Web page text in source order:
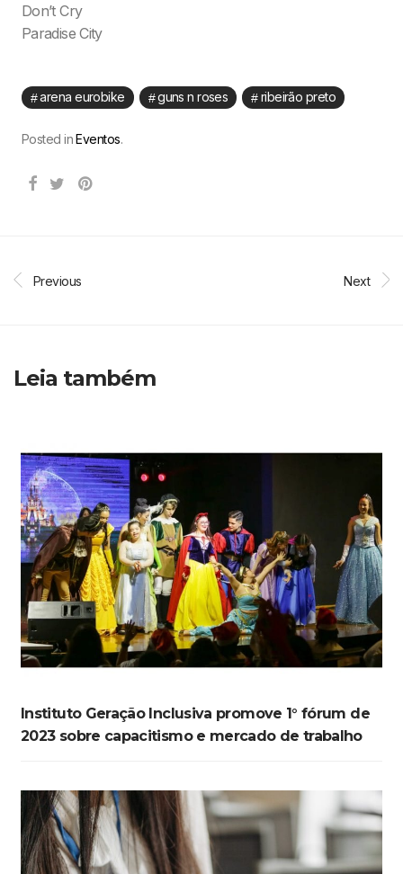
Don’t Cry
Paradise City
arena eurobike guns n roses ribeirão preto
Posted inEventos.
Previous Next
Leia também
Instituto Geração Inclusiva promove 1° fórum de
2023 sobre capacitismo e mercado de trabalho